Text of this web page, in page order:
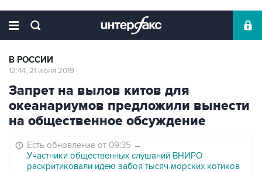
В РОССИИ
12:44, 21 июня 2019
Запрет на вылов китов для
океанариумов предложили вынести
на общественное обсуждение
Есть обновление от 09:35 →
Участники общественных слушаний ВНИРО
раскритиковали идею забоя тысяч морских котиков